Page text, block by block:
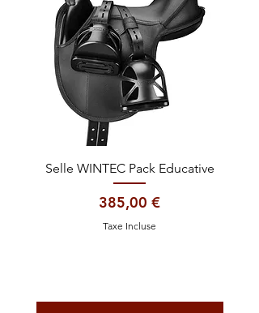
Selle WINTEC Pack Educative
Prix
385,00 €
Taxe Incluse